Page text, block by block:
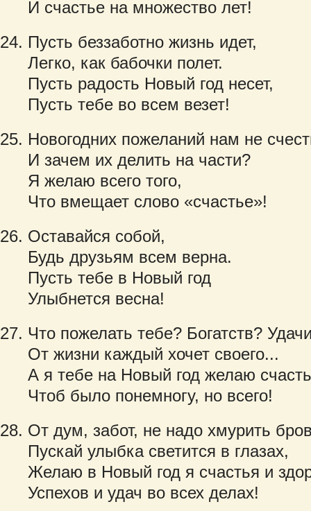
И счастье на множество лет!
Пусть беззаботно жизнь идет,
Легко, как бабочки полет.
Пусть радость Новый год несет,
Пусть тебе во всем везет!
Новогодних пожеланий нам не
И зачем их делить на части?
Я желаю всего того,
Что вмещает слово «счастье»!
Оставайся собой,
Будь друзьям всем верна.
Пусть тебе в Новый год
Улыбнется весна!
Что пожелать тебе? Богатств?
От жизни каждый хочет своего...
А я тебе на Новый год желаю
Чтоб было понемногу, но всего!
От дум, забот, не надо хмурить
Пускай улыбка светится в глазах,
Желаю в Новый год я счастья и
Успехов и удач во всех делах!